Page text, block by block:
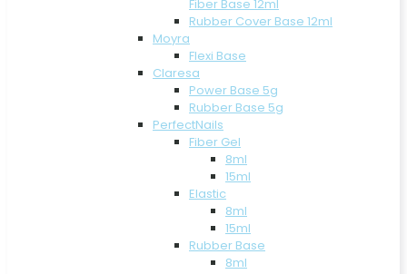
Fiber Base 12ml
Rubber Cover Base 12ml
Moyra
Flexi Base
Claresa
Power Base 5g
Rubber Base 5g
PerfectNails
Fiber Gel
8ml
15ml
Elastic
8ml
15ml
Rubber Base
8ml